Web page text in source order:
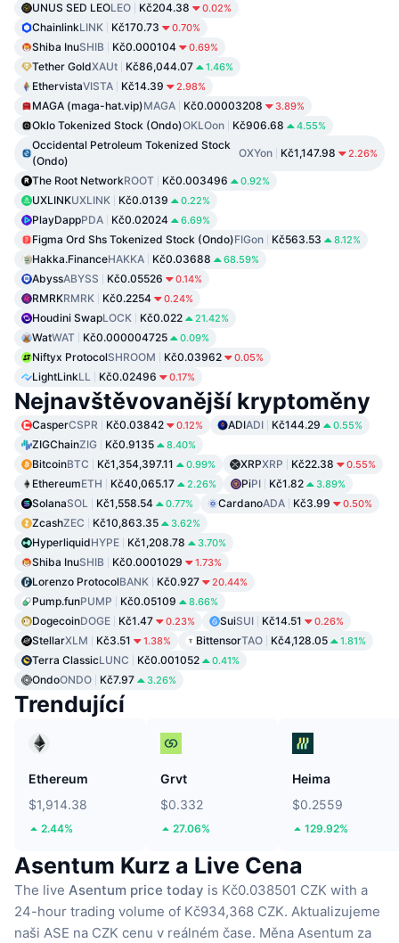
UNUS SED LEOLEO Kč204.38 0.02%
ChainlinkLINK Kč170.73 0.70%
Shiba InuSHIB Kč0.000104 0.69%
Tether GoldXAUt Kč86,044.07 1.46%
EthervistaVISTA Kč14.39 2.98%
MAGA (maga-hat.vip)MAGA Kč0.00003208 3.89%
Oklo Tokenized Stock (Ondo)OKLOon Kč906.68 4.55%
Occidental Petroleum Tokenized Stock
(Ondo)
OXYon Kč1,147.98 2.26%
The Root NetworkROOT Kč0.003496 0.92%
UXLINKUXLINK Kč0.0139 0.22%
PlayDappPDA Kč0.02024 6.69%
Figma Ord Shs Tokenized Stock (Ondo)FIGon Kč563.53 8.12%
Hakka.FinanceHAKKA Kč0.03688 68.59%
AbyssABYSS Kč0.05526 0.14%
RMRKRMRK Kč0.2254 0.24%
Houdini SwapLOCK Kč0.022 21.42%
WatWAT Kč0.000004725 0.09%
Niftyx ProtocolSHROOM Kč0.03962 0.05%
LightLinkLL Kč0.02496 0.17%
Nejnavštěvovanější kryptoměny
CasperCSPR Kč0.03842 0.12% ADIADI Kč144.29 0.55%
ZIGChainZIG Kč0.9135 8.40%
BitcoinBTC Kč1,354,397.11 0.99% XRPXRP Kč22.38 0.55%
EthereumETH Kč40,065.17 2.26% PiPI Kč1.82 3.89%
SolanaSOL Kč1,558.54 0.77% CardanoADA Kč3.99 0.50%
ZcashZEC Kč10,863.35 3.62%
HyperliquidHYPE Kč1,208.78 3.70%
Shiba InuSHIB Kč0.0001029 1.73%
Lorenzo ProtocolBANK Kč0.927 20.44%
Pump.funPUMP Kč0.05109 8.66%
DogecoinDOGE Kč1.47 0.23% SuiSUI Kč14.51 0.26%
StellarXLM Kč3.51 1.38% BittensorTAO Kč4,128.05 1.81%
Terra ClassicLUNC Kč0.001052 0.41%
OndoONDO Kč7.97 3.26%
Trendující
Ethereum
$1,914.38
2.44%
Grvt
$0.332
27.06%
Heima
$0.2559
129.92%
Asentum Kurz a Live Cena
The live Asentum price today is Kč0.038501 CZK with a
24-hour trading volume of Kč934,368 CZK. Aktualizujeme
naši ASE na CZK cenu v reálném čase. Měna Asentum za